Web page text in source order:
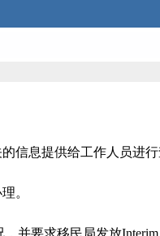
信息提供给工作人员进行
。
并要求移民局发放